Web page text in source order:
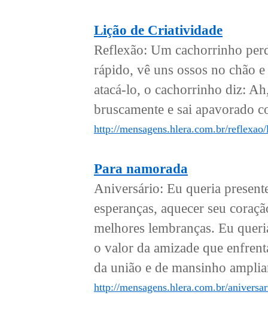
Lição de Criatividade
Reflexão: Um cachorrinho
rápido, vê uns ossos no chão
atacá-lo, o cachorrinho diz:
bruscamente e sai apavorado
http://mensagens.hlera.com.br/
Para namorada
Aniversário: Eu queria
esperanças, aquecer seu
melhores lembranças. Eu
o valor da amizade que
da união e de mansinho
http://mensagens.hlera.com.br/